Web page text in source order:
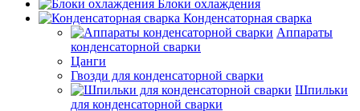
Блоки охлаждения
Конденсаторная сварка
Аппараты
конденсаторной сварки
Цанги
Гвозди для конденсаторной сварки
Шпильки
для конденсаторной сварки